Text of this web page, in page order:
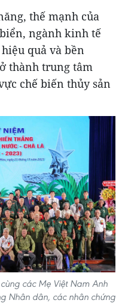
thế mạnh của
ngành kinh tế
quả và bền
thành trung tâm
chế biến thủy sản
các Mẹ Việt Nam Anh
Nhân dân, các nhân chứng